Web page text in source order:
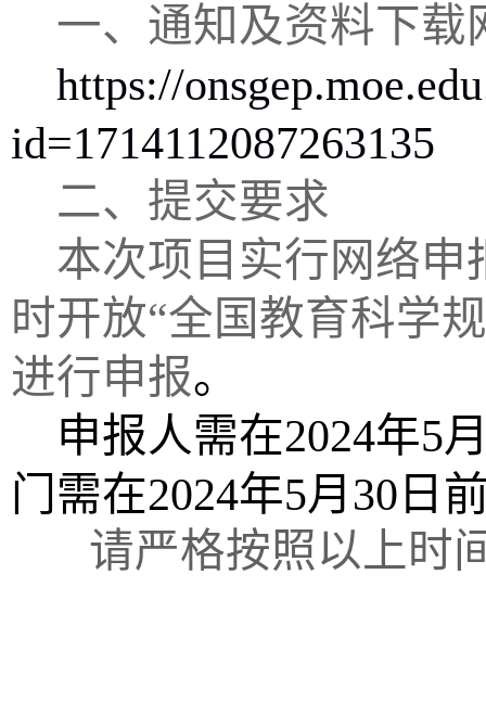
一、通知及资料下载
https://
id=1714112087263135
二、提交要求
本次项目实行网络申
时开放“全国教育科学
进行申报。
申报人需在2024年5
门需在2024年5月 30 日
请严格按照以上时